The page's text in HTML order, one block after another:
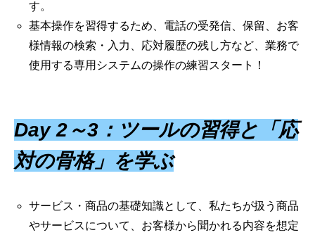
す。
基本操作を習得するため、電話の受発信、保留、お客
様情報の検索・入力、応対履歴の残し方など、業務で
使用する専用システムの操作の練習スタート！
Day 2～3：ツールの習得と「応
対の骨格」を学ぶ
サービス・商品の基礎知識として、私たちが扱う商品
やサービスについて、お客様から聞かれる内容を想定